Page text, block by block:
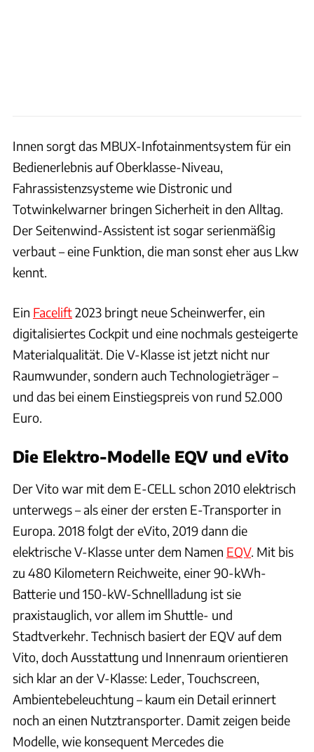
Innen sorgt das MBUX-Infotainmentsystem für ein
Bedienerlebnis auf Oberklasse-Niveau,
Fahrassistenzsysteme wie Distronic und
Totwinkelwarner bringen Sicherheit in den Alltag.
Der Seitenwind-Assistent ist sogar serienmäßig
verbaut – eine Funktion, die man sonst eher aus Lkw
kennt.
Ein Facelift2023 bringt neue Scheinwerfer, ein
digitalisiertes Cockpit und eine nochmals gesteigerte
Materialqualität. Die V-Klasse ist jetzt nicht nur
Raumwunder, sondern auch Technologieträger –
und das bei einem Einstiegspreis von rund 52.000
Euro.
Die Elektro-Modelle EQV und eVito
Der Vito war mit dem E-CELL schon 2010 elektrisch
unterwegs – als einer der ersten E-Transporter in
Europa. 2018 folgt der eVito, 2019 dann die
elektrische V-Klasse unter dem Namen EQV. Mit bis
zu 480 Kilometern Reichweite, einer 90-kWh-
Batterie und 150-kW-Schnellladung ist sie
praxistauglich, vor allem im Shuttle- und
Stadtverkehr. Technisch basiert der EQV auf dem
Vito, doch Ausstattung und Innenraum orientieren
sich klar an der V-Klasse: Leder, Touchscreen,
Ambientebeleuchtung – kaum ein Detail erinnert
noch an einen Nutztransporter. Damit zeigen beide
Modelle, wie konsequent Mercedes die